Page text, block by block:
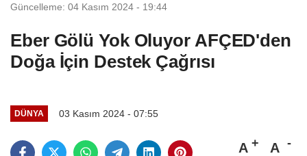
Güncelleme: 04 Kasım 2024 - 19:44
Eber Gölü Yok Oluyor AFÇED'den
Doğa İçin Destek Çağrısı
DÜNYA 03 Kasım 2024 - 07:55
A A